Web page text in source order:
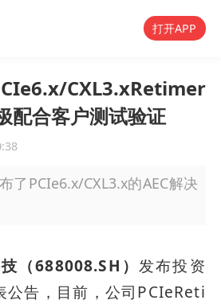
打开APP
CXL3.xRetimer
配合客户测试验证
了PCIe6.x/CXL3.x的AEC解决
（688008.SH）发布投资
公告，目前，公司PCIeReti